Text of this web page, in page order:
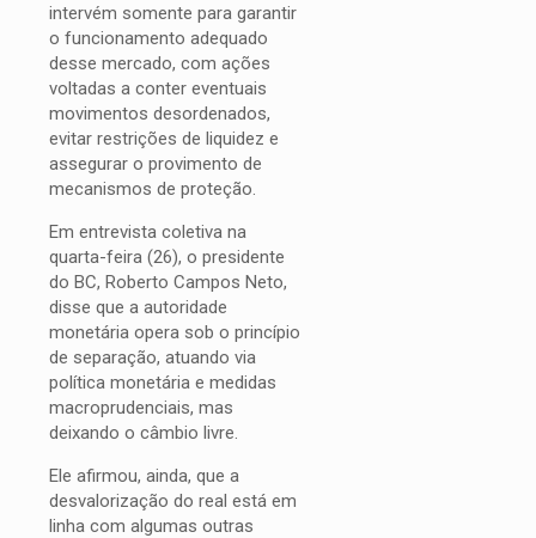
intervém somente para garantir
o funcionamento adequado
desse mercado, com ações
voltadas a conter eventuais
movimentos desordenados,
evitar restrições de liquidez e
assegurar o provimento de
mecanismos de proteção.
Em entrevista coletiva na
quarta-feira (26), o presidente
do BC, Roberto Campos Neto,
disse que a autoridade
monetária opera sob o princípio
de separação, atuando via
política monetária e medidas
macroprudenciais, mas
deixando o câmbio livre.
Ele afirmou, ainda, que a
desvalorização do real está em
linha com algumas outras